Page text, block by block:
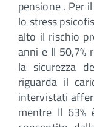
pensione . Per
lo stress
alto il rischio
anni e Il 50,7%
la sicurezza
riguarda il
intervistati
mentre Il